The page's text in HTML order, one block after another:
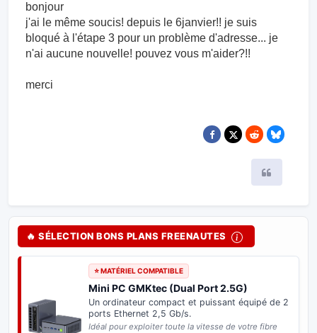
bonjour
j'ai le même soucis! depuis le 6janvier!! je suis
bloqué à l'étape 3 pour un problème d'adresse... je
n'ai aucune nouvelle! pouvez vous m'aider?!!
merci
🔥 SÉLECTION BONS PLANS FREENAUTES
⭐ MATÉRIEL COMPATIBLE
Mini PC GMKtec (Dual Port 2.5G)
Un ordinateur compact et puissant équipé de 2
ports Ethernet 2,5 Gb/s.
Idéal pour exploiter toute la vitesse de votre fibre